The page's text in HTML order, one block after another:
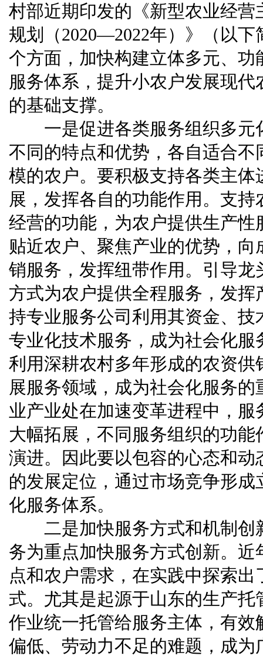
村部近期印发的《新型农业经
规划（2020—2022年）》（以
个方面，加快构建立体多元、
服务体系，提升小农户发展现
的基础支撑。
一是促进各类服务组织多
不同的特点和优势，各自适合
模的农户。要积极支持各类主
展，发挥各自的功能作用。支
经营的功能，为农户提供生产
贴近农户、聚焦产业的优势，
销服务，发挥纽带作用。引导
方式为农户提供全程服务，发
持专业服务公司利用其资金、
专业化技术服务，成为社会化
利用深耕农村多年形成的农资
展服务领域，成为社会化服务
业产业处在加速变革进程中，
大幅拓展，不同服务组织的功
演进。因此要以包容的心态和
的发展定位，通过市场竞争形
化服务体系。
二是加快服务方式和机制
务为重点加快服务方式创新。
点和农户需求，在实践中探索
式。尤其是起源于山东的生产
作业统一托管给服务主体，有
偏低、劳动力不足的难题，成